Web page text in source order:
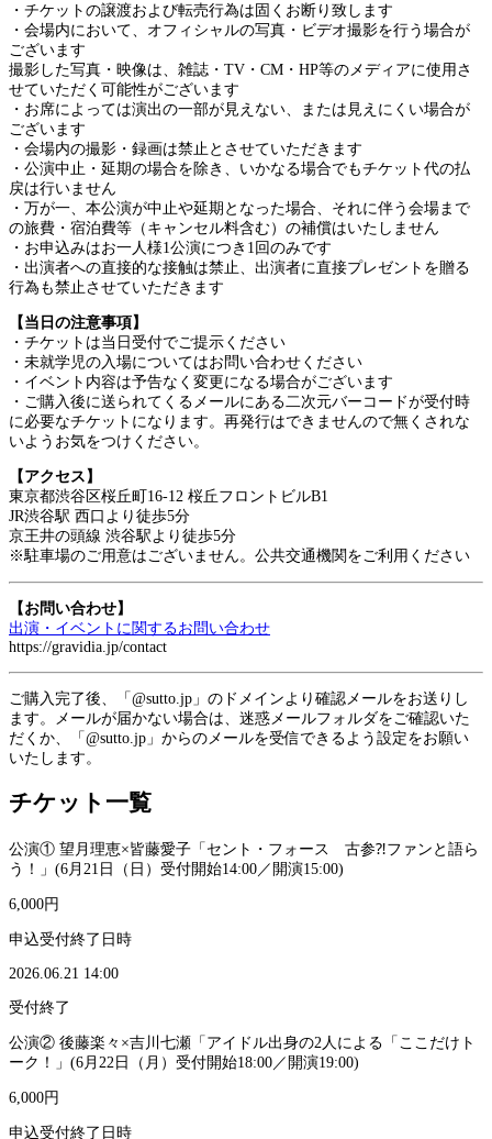
・チケットの譲渡および転売行為は固くお断り致します
・会場内において、オフィシャルの写真・ビデオ撮影を行う場合が
ございます
撮影した写真・映像は、雑誌・TV・CM・HP等のメディアに使用さ
せていただく可能性がございます
・お席によっては演出の一部が見えない、または見えにくい場合が
ございます
・会場内の撮影・録画は禁止とさせていただきます
・公演中止・延期の場合を除き、いかなる場合でもチケット代の払
戻は行いません
・万が一、本公演が中止や延期となった場合、それに伴う会場まで
の旅費・宿泊費等（キャンセル料含む）の補償はいたしません
・お申込みはお一人様1公演につき1回のみです
・出演者への直接的な接触は禁止、出演者に直接プレゼントを贈る
行為も禁止させていただきます
【当日の注意事項】
・チケットは当日受付でご提示ください
・未就学児の入場についてはお問い合わせください
・イベント内容は予告なく変更になる場合がございます
・ご購入後に送られてくるメールにある二次元バーコードが受付時
に必要なチケットになります。再発行はできませんので無くされな
いようお気をつけください。
【アクセス】
東京都渋⾕区桜丘町16-12 桜丘フロントビルB1
JR渋谷駅 西口より徒歩5分
京王井の頭線 渋谷駅より徒歩5分
※駐車場のご用意はございません。公共交通機関をご利用ください
【お問い合わせ】
出演・イベントに関するお問い合わせ
https://gravidia.jp/contact
ご購入完了後、「@sutto.jp」のドメインより確認メールをお送りし
ます。メールが届かない場合は、迷惑メールフォルダをご確認いた
だくか、「@sutto.jp」からのメールを受信できるよう設定をお願い
いたします。
チケット一覧
公演① 望月理恵×皆藤愛子「セント・フォース 古参⁈ファンと語ら
う！」(6月21日（日）受付開始14:00／開演15:00)
6,000円
申込受付終了日時
2026.06.21 14:00
受付終了
公演② 後藤楽々×吉川七瀬「アイドル出身の2人による「ここだけト
ーク！」(6月22日（月）受付開始18:00／開演19:00)
6,000円
申込受付終了日時